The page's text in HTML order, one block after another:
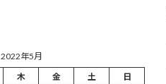
2022年5月
木 金 土
日